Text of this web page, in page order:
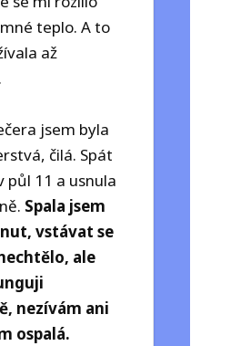
teplo. A to
až
jsem byla
čilá. Spát
půl 11 a usnula
Spala jsem
vstávat se
ale
nezívám ani
ospalá.